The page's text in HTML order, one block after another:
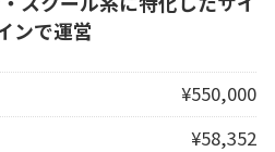
ンで運営
¥550,000
¥58,352